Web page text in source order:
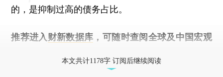
的，是抑制过高的债务占比。
推荐进入 财新数据库 ，可随时查阅全球及中国宏观
本文共计1178字 订阅后继续阅读